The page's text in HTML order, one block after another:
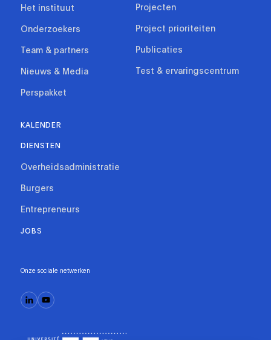
Het instituut
Onderzoekers
Team & partners
Nieuws & Media
Perspakket
Projecten
Project prioriteiten
Publicaties
Test & ervaringscentrum
KALENDER
DIENSTEN
Overheidsadministratie
Burgers
Entrepreneurs
JOBS
Onze sociale netwerken